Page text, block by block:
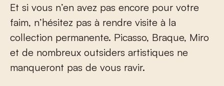
Et si vous n’en avez pas encore pour votre
faim, n’hésitez pas à rendre visite à la
collection permanente. Picasso, Braque, Miro
et de nombreux outsiders artistiques ne
manqueront pas de vous ravir.